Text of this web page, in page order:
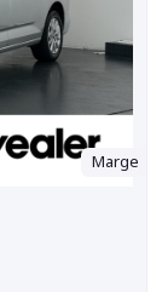
Marge